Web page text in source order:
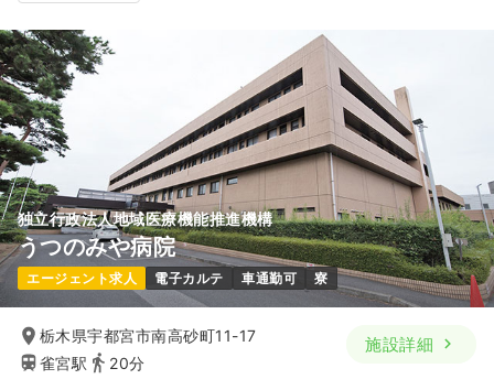
独立行政法人地域医療機能推進機構
うつのみや病院
エージェント求人 電子カルテ 車通勤可 寮
栃木県宇都宮市南高砂町11-17
雀宮駅
20分
施設詳細